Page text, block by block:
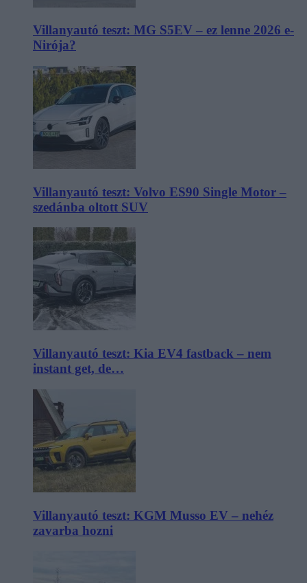
Villanyautó teszt: MG S5EV – ez lenne 2026 e-
Nirója?
Villanyautó teszt: Volvo ES90 Single Motor –
szedánba oltott SUV
Villanyautó teszt: Kia EV4 fastback – nem
instant get, de…
Villanyautó teszt: KGM Musso EV – nehéz
zavarba hozni